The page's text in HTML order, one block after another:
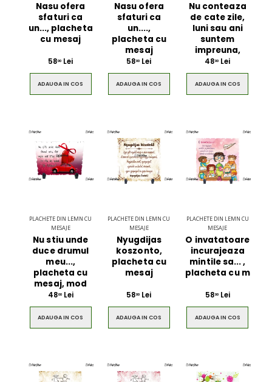
Nasu ofera
sfaturi ca
un..., placheta
cu mesaj
5800 Lei
ADAUGA IN COS
Nasu ofera
sfaturi ca
un....,
placheta cu
mesaj
5800 Lei
ADAUGA IN COS
Nu conteaza
de cate zile,
luni sau ani
suntem
impreuna,
4800 Lei
ADAUGA IN COS
PLACHETE DIN LEMN CU
MESAJE
Nu stiu unde
duce drumul
meu...,
placheta cu
mesaj, mod
4800Lei
ADAUGA IN COS
PLACHETE DIN LEMN CU
MESAJE
Nyugdijas
koszonto,
placheta cu
mesaj
5800 Lei
ADAUGA IN COS
PLACHETE DIN LEMN CU
MESAJE
O invatatoare
incurajeaza
mintile sa... ,
placheta cu m
5800Lei
ADAUGA IN COS